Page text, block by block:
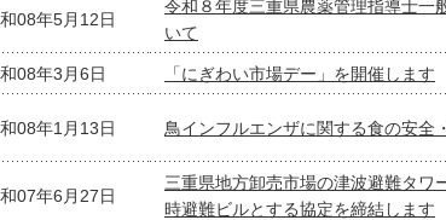
08年5月12日
令和８年度三重県農薬管理指導士一
いて
08年3月6日 「にぎわい市場デー」を開催します
08年1月13日 鳥インフルエンザに関する食の安全
07年6月27日
三重県地方卸売市場の津波避難タワ
時避難ビルとする協定を締結します